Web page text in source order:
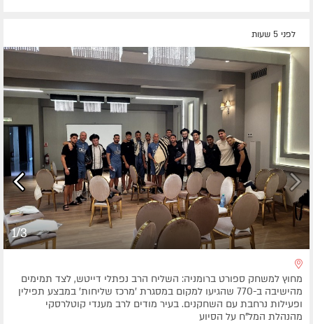
לפני 5 שעות
1/3
מחוץ למשחק ספורט ברומניה: השליח הרב נפתלי דייטש, לצד תמימים
מהישיבה ב-770 שהגיעו למקום במסגרת 'מרכז שליחות' במבצע תפילין
ופעילות נרחבת עם השחקנים. בעיר מודים לרב מענדי קוטלרסקי
מהנהלת המל"ח על הסיוע